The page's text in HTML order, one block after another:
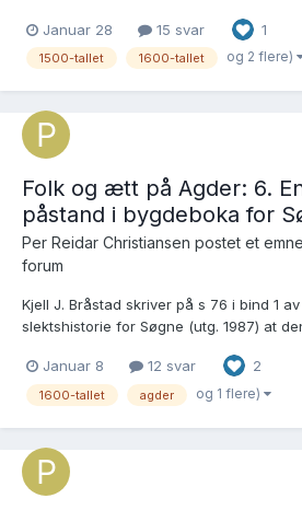
er relativt godt dokumentert takket være
artikkel Vestre Skogsfjord i Halse (AHÅ nr
Januar 28 15 svar 1
1500-tallet 1600-tallet og 2 flere)
Folk og ætt på Agder: 6.
påstand i bygdeboka for
Per Reidar Christiansen postet et
forum
Kjell J. Bråstad skriver på s 76 i bind 1
slektshistorie for Søgne (utg. 1987) at
trolig sønn av Guttorm Justnes og
Vige.» Så langt Bråstad som,...
Januar 8 12 svar 2
1600-tallet agder og 1 flere)